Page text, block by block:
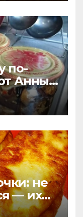
по-
Анны
не
— их